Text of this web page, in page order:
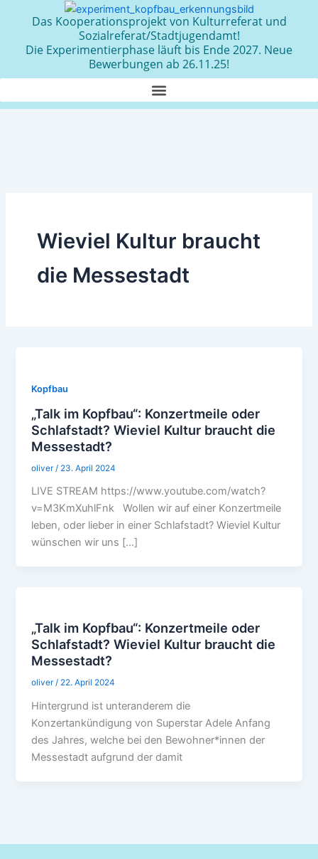
Das Kooperationsprojekt von Kulturreferat und
Sozialreferat/Stadtjugendamt!
Die Experimentierphase läuft bis Ende 2027. Neue
Bewerbungen ab 26.11.25!
Wieviel Kultur braucht
die Messestadt
Kopfbau
„Talk im Kopfbau“: Konzertmeile oder
Schlafstadt? Wieviel Kultur braucht die
Messestadt?
oliver / 23. April 2024
LIVE STREAM https://www.youtube.com/watch?
v=M3KmXuhlFnk Wollen wir auf einer Konzertmeile
leben, oder lieber in einer Schlafstadt? Wieviel Kultur
wünschen wir uns […]
„Talk im Kopfbau“: Konzertmeile oder
Schlafstadt? Wieviel Kultur braucht die
Messestadt?
oliver/ 22. April 2024
Hintergrund ist unteranderem die
Konzertankündigung von Superstar Adele Anfang
des Jahres, welche bei den Bewohner*innen der
Messestadt aufgrund der damit